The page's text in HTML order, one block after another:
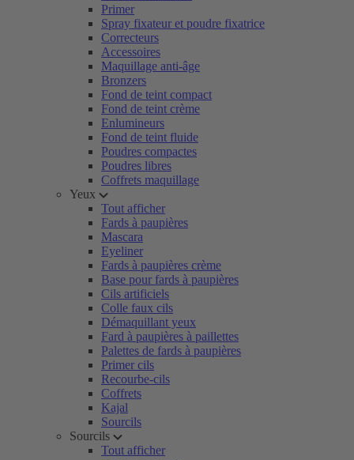
Primer
Spray fixateur et poudre fixatrice
Correcteurs
Accessoires
Maquillage anti-âge
Bronzers
Fond de teint compact
Fond de teint crème
Enlumineurs
Fond de teint fluide
Poudres compactes
Poudres libres
Coffrets maquillage
Yeux
Tout afficher
Fards à paupières
Mascara
Eyeliner
Fards à paupières crème
Base pour fards à paupières
Cils artificiels
Colle faux cils
Démaquillant yeux
Fard à paupières à paillettes
Palettes de fards à paupières
Primer cils
Recourbe-cils
Coffrets
Kajal
Sourcils
Sourcils
Tout afficher